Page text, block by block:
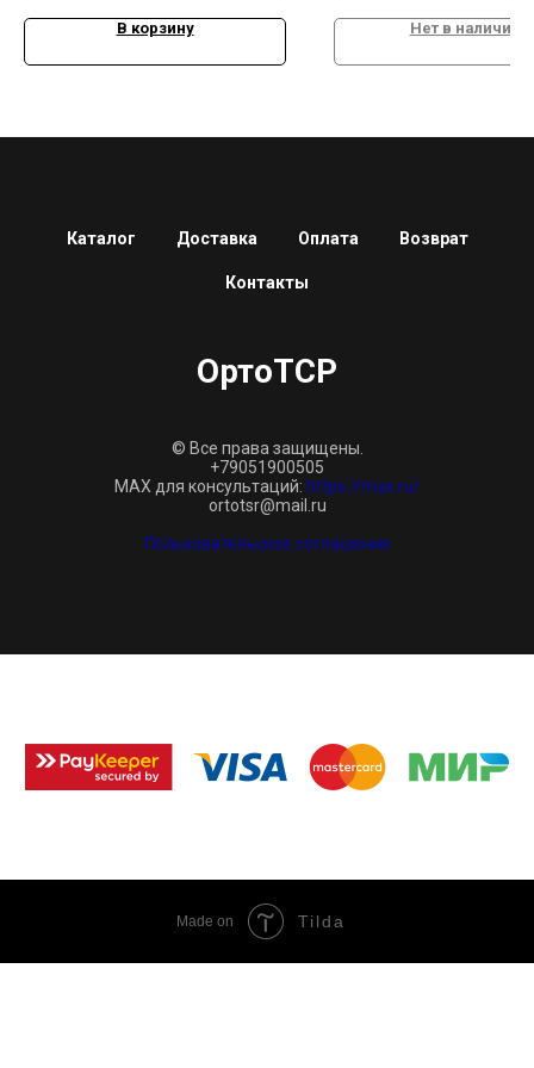
В корзину Нет в наличии
Каталог Доставка Оплата Возврат
Контакты
ОртоТСР
© Все права защищены.
+79051900505
MAX для консультаций: https://max.ru/
ortotsr@mail.ru
Пользовательское соглашение
Made on Tilda